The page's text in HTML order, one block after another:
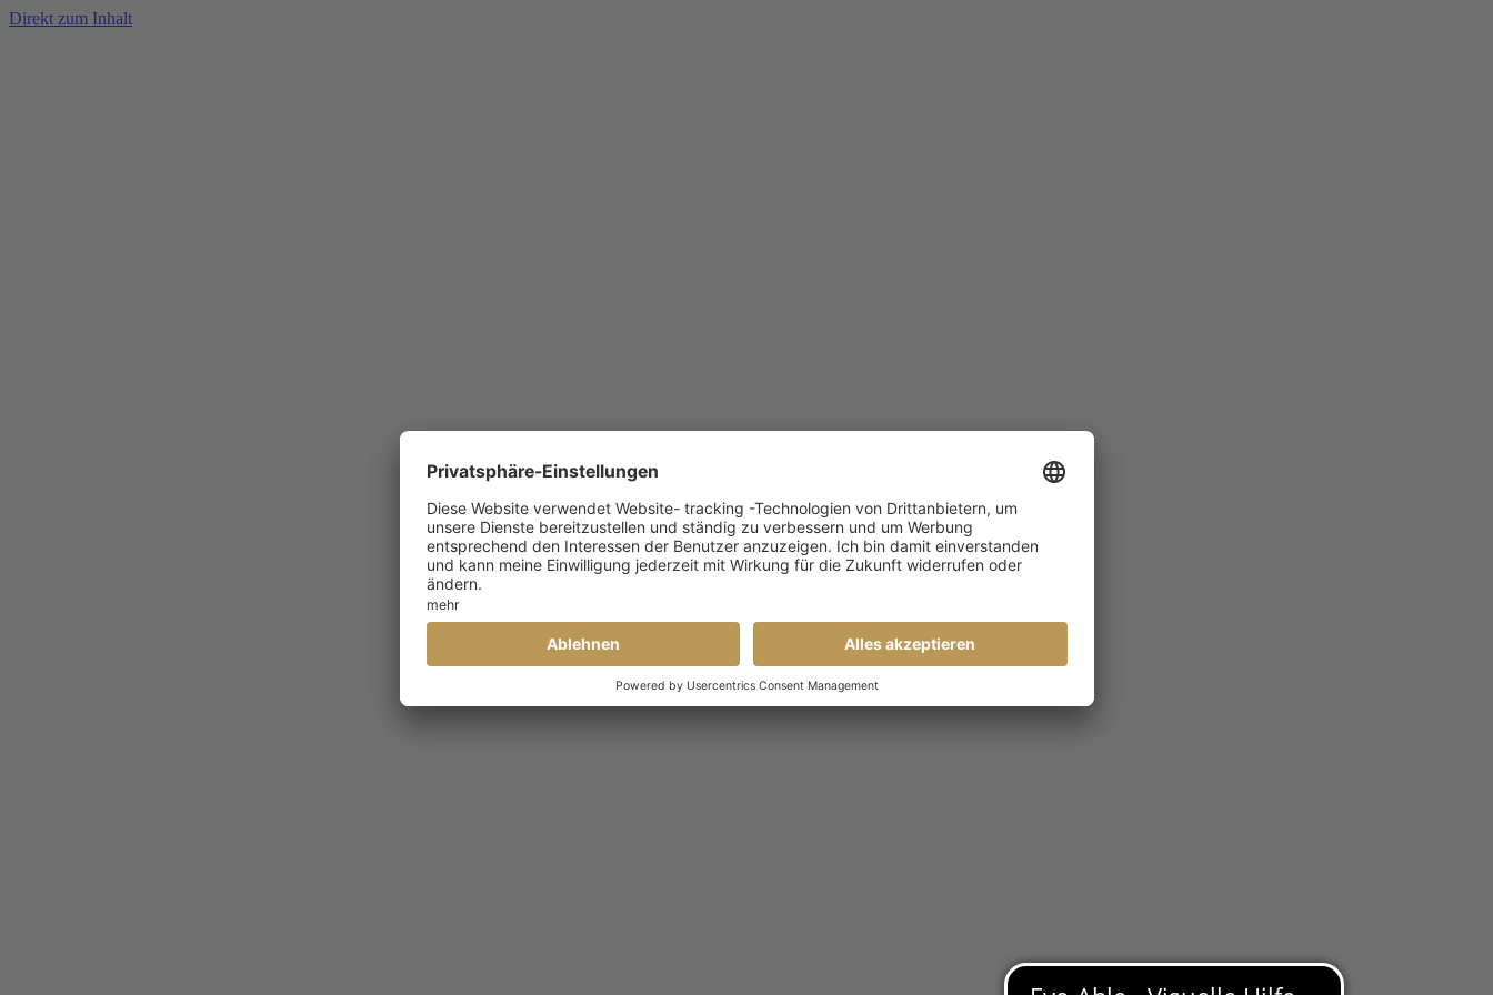
Direkt zum Inhalt